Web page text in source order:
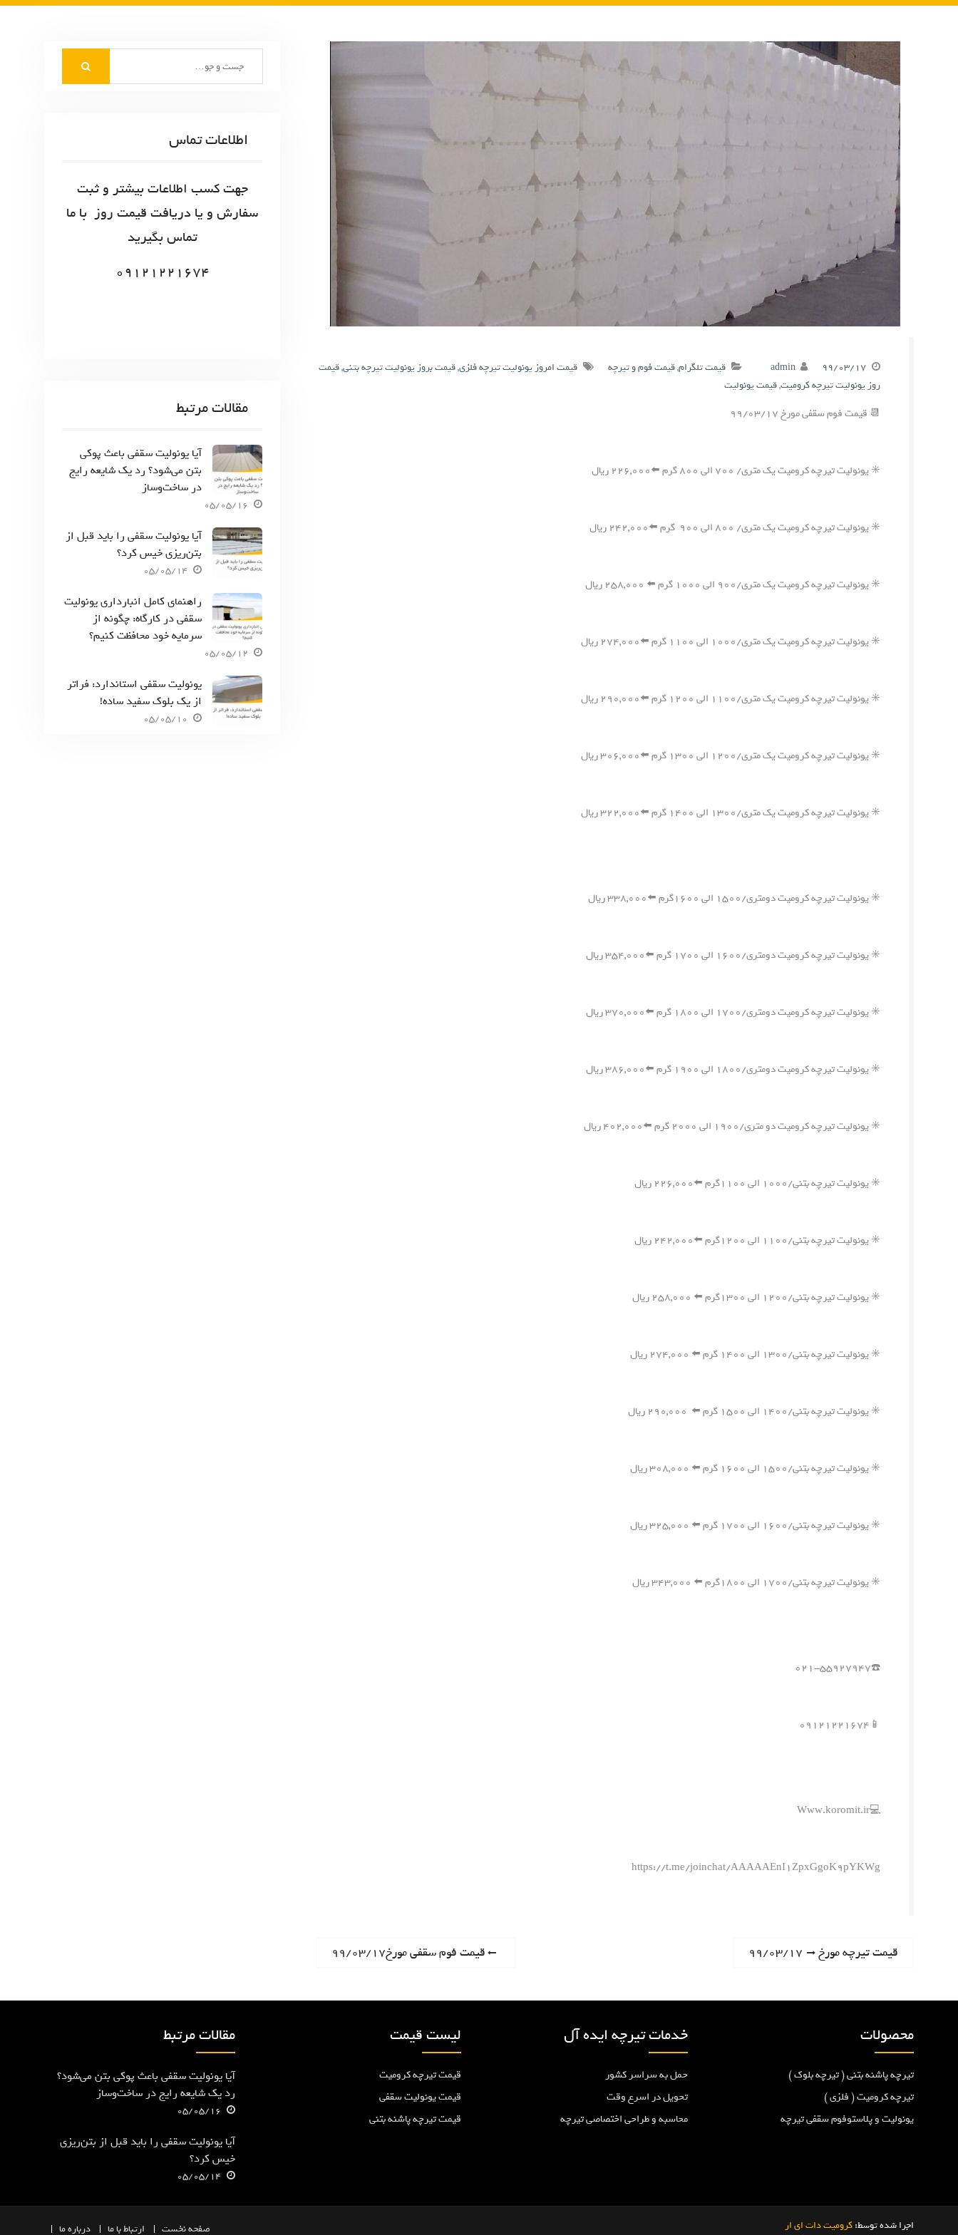
۹۹/۰۳/۱۷ admin قیمت تلگرام,قیمت فوم و تیرچه قیمت امروز یونولیت تیرچه فلزی,قیمت بروز یونولیت تیرچه بتنی,قیمت
روز یونولیت تیرچه کرومیت,قیمت یونولیت
📆 قیمت فوم سقفی مورخ ۹۹/۰۳/۱۷
✳️ یونولیت تیرچه کرومیت یک متری/ ۷۰۰ الی ۸۰۰ گرم ⬅️۲۲۶,۰۰۰ ریال
✳️ یونولیت تیرچه کرومیت یک متری/ ۸۰۰ الی ۹۰۰ گرم ⬅️۲۴۲,۰۰۰ ریال
✳️ یونولیت تیرچه کرومیت یک متری/۹۰۰ الی ۱۰۰۰ گرم ⬅️ ۲۵۸,۰۰۰ ریال
✳️ یونولیت تیرچه کرومیت یک متری/۱۰۰۰ الی ۱۱۰۰ گرم ⬅️۲۷۴,۰۰۰ ریال
✳️ یونولیت تیرچه کرومیت یک متری/۱۱۰۰ الی ۱۲۰۰ گرم ⬅️۲۹۰,۰۰۰ ریال
✳️ یونولیت تیرچه کرومیت یک متری/۱۲۰۰ الی ۱۳۰۰ گرم ⬅️۳۰۶,۰۰۰ ریال
✳️ یونولیت تیرچه کرومیت یک متری/۱۳۰۰ الی ۱۴۰۰ گرم ⬅️۳۲۲,۰۰۰ ریال
✳️ یونولیت تیرچه کرومیت دومتری/۱۵۰۰ الی ۱۶۰۰گرم ⬅️۳۳۸,۰۰۰ ریال
✳️ یونولیت تیرچه کرومیت دومتری/۱۶۰۰ الی ۱۷۰۰ گرم ⬅️۳۵۴,۰۰۰ ریال
✳️ یونولیت تیرچه کرومیت دومتری/۱۷۰۰ الی ۱۸۰۰ گرم ⬅️۳۷۰,۰۰۰ ریال
✳️ یونولیت تیرچه کرومیت دومتری/۱۸۰۰ الی ۱۹۰۰ گرم ⬅️۳۸۶,۰۰۰ ریال
✳️ یونولیت تیرچه کرومیت دو متری/۱۹۰۰ الی ۲۰۰۰ گرم ⬅️۴۰۲,۰۰۰ ریال
✳️ یونولیت تیرچه بتنی/۱۰۰۰ الی ۱۱۰۰گرم ⬅️۲۲۶,۰۰۰ ریال
✳️ یونولیت تیرچه بتنی/۱۱۰۰ الی ۱۲۰۰گرم ⬅️۲۴۲,۰۰۰ ریال
✳️ یونولیت تیرچه بتنی/۱۲۰۰ الی ۱۳۰۰گرم ⬅️ ۲۵۸,۰۰۰ ریال
✳️ یونولیت تیرچه بتنی/۱۳۰۰ الی ۱۴۰۰ گرم ⬅️ ۲۷۴,۰۰۰ ریال
✳️ یونولیت تیرچه بتنی/۱۴۰۰ الی ۱۵۰۰ گرم ⬅️ ۲۹۰,۰۰۰ ریال
✳️ یونولیت تیرچه بتنی/۱۵۰۰ الی ۱۶۰۰ گرم ⬅️ ۳۰۸,۰۰۰ ریال
✳️ یونولیت تیرچه بتنی/۱۶۰۰ الی ۱۷۰۰ گرم ⬅️ ۳۲۵,۰۰۰ ریال
✳️ یونولیت تیرچه بتنی/۱۷۰۰ الی ۱۸۰۰گرم ⬅️ ۳۴۳,۰۰۰ ریال
☎️۰۲۱-۵۵۹۲۷۹۴۷
📱۰۹۱۲۱۲۲۱۶۷۴
💻Www.koromit.ir
https://t.me/joinchat/AAAAAEnI1ZpxGgoK9pYKWg
ه
ب
ر
و
P
v
قیمت فوم سقفی مورخ۹۹/۰۳/۱۷
N
t
o
s
t
:
قیمت تیرچه مورخ ۹۹/۰۳/۱۷
اطلاعات تماس
جهت کسب اطلاعات بیشتر و ثبت
سفارش و یا دریافت قیمت روز با ما
تماس بگیرید
09121221674
مقالات مرتبط
آیا یونولیت سقفی باعث پوکی
بتن می‌شود؟ رد یک شایعه رایج
در ساخت‌وساز
05/05/16
آیا یونولیت سقفی را باید قبل از
بتن‌ریزی خیس کرد؟
05/05/14
راهنمای کامل انبارداری یونولیت
سقفی در کارگاه: چگونه از
سرمایه خود محافظت کنیم؟
05/05/12
یونولیت سقفی استاندارد: فراتر
از یک بلوک سفید ساده!
05/05/10
مقالات مرتبط
آیا یونولیت سقفی باعث پوکی بتن می‌شود؟
رد یک شایعه رایج در ساخت‌وساز
05/05/16
آیا یونولیت سقفی را باید قبل از بتن‌ریزی
خیس کرد؟
05/05/14
لیست قیمت
قیمت تیرچه کرومیت
قیمت یونولیت سقفی
قیمت تیرچه پاشنه بتنی
خدمات تیرچه ایده آل
حمل به سراسر کشور
تحویل در اسرع وقت
محاسبه و طراحی اختصاصی تیرچه
محصولات
تیرچه پاشنه بتنی ( تیرچه بلوک )
تیرچه کرومیت ( فلزی )
یونولیت و پلاستوفوم سقفی تیرچه
صفحهنخست ارتباط با ما درباره ما اجرا شده توسط:کرومیت دات ای ار